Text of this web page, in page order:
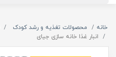
خانه محصولات تغذیه و رشد کودک
انبار غذا خانه سازی جیای